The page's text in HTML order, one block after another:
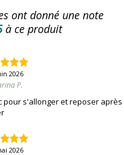
ont donné une note
à ce produit
2026
P.
pour s'allonger et reposer après
2026